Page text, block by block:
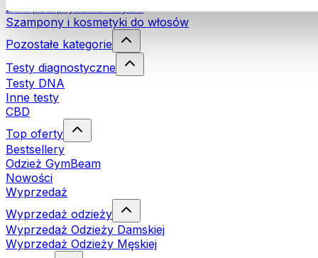
Żele pod prysznic i mydła
Szampony i kosmetyki do włosów
Pozostałe kategorie
Testy diagnostyczne
Testy DNA
Inne testy
CBD
Top oferty
Bestsellery
Odzież GymBeam
Nowości
Wyprzedaż
Wyprzedaż odzieży
Wyprzedaż Odzieży Damskiej
Wyprzedaż Odzieży Męskiej